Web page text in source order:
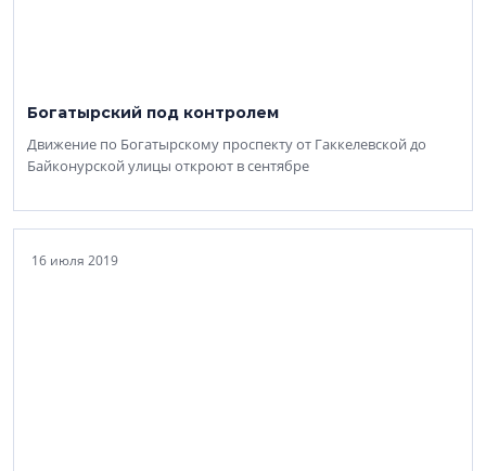
Богатырский под контролем
Движение по Богатырскому проспекту от Гаккелевской до
Байконурской улицы откроют в сентябре
16 июля 2019